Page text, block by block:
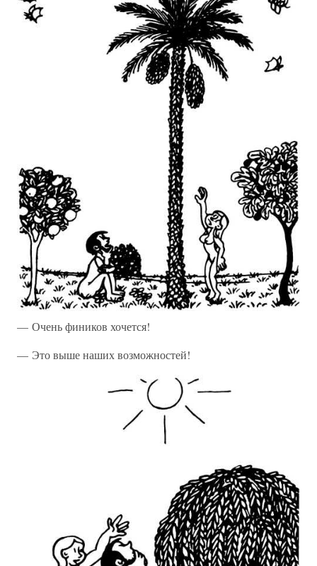
— Очень фиников хочется!
— Это выше наших возможностей!